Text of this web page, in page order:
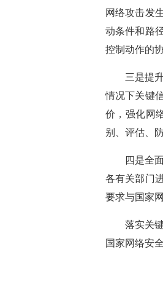
网络攻击发
动条件和路
控制动作的
三是提
情况下关键
价，强化网
别、评估、
四是全
各有关部门
要求与国家
落实关
国家网络安